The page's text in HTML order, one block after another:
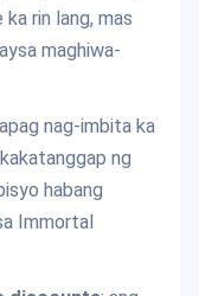
rin lang, mas
maghiwa-
nag-imbita ka
ng
habang
Immortal